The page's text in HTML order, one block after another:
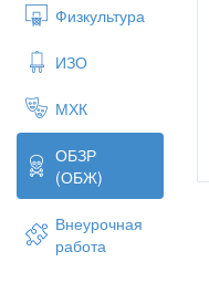
Физкультура
ИЗО
МХК
ОБЗР
(ОБЖ)
Внеурочная
работа